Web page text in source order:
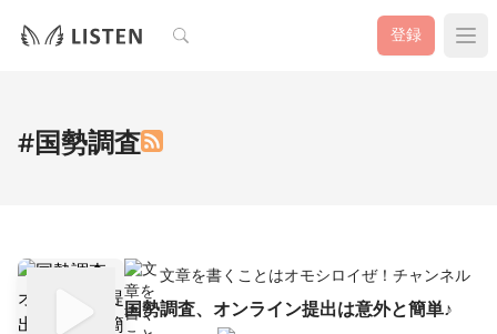
検索 登録
#国勢調査
文章を書くことはオモシロイぜ！チャンネル
国勢調査、オンライン提出は意外と簡単♪